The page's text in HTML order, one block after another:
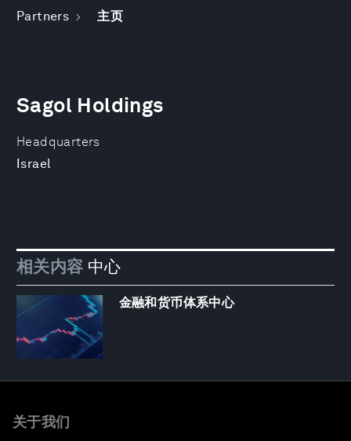
Partners 主页
Headquarters
Israel
Sagol Holdings
相关内容 中心
金融和货币体系中心
关于我们